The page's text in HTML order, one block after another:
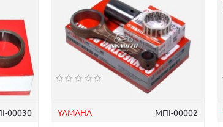
00030 YAMAHA ΜΠΙ-00002